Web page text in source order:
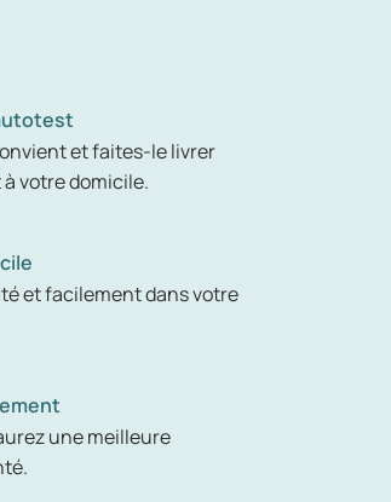
et faites-le livrer
votre domicile.
et facilement dans votre
une meilleure